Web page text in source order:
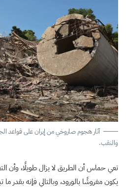
آثار هجوم صاروخي من إيران على قواعد
والنقب.
تعي حماس أن الطريق لا يزال طويلًا، وأن
يكون مفروشًا بالورود، وبالتالي فإنه